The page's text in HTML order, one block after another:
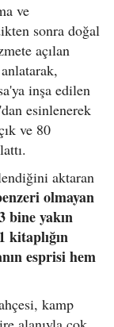
ve
sonra doğal
açılan
inşa edilen
esinlenerek
ve 80
aktaran
olmayan
bine yakın
kitaplığın
esprisi hem
kamp